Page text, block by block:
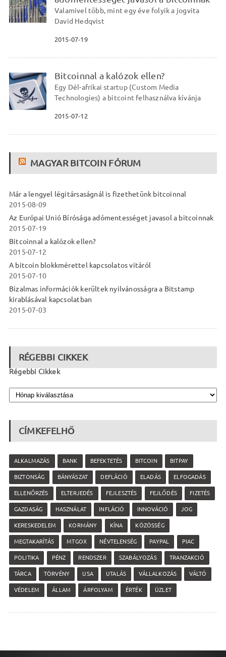
Valamivel több, mint egy éve folyik a jogvita
David Hedqvist
2015-07-19
Bitcoinnal a kalózok ellen?
Egy Dél-afrikai startup (Custom Media
Technologies) a bitcoint felhasználva kívánja
2015-07-12
MAGYAR BITCOIN FÓRUM
Már a lengyel légitársaságnál is fizethetünk bitcoinnal
2015-08-09
Az Európai Unió Bírósága adómentességet javasol a bitcoinnak
2015-07-19
Bitcoinnal a kalózok ellen?
2015-07-12
A bitcoin blokkmérettel kapcsolatos vitáról
2015-07-10
Bizalmas információk kerültek nyilvánosságra a Bitstamp
kirablásával kapcsolatban
2015-07-03
RÉGEBBI CIKKEK
Régebbi Cikkek
CÍMKEFELHŐ
ALKALMAZÁS BANK BEFEKTETÉS BITCOIN BITPAY
BIZTONSÁG BÁNYÁSZAT DEFLÁCIÓ ELADÁS ELFOGADÁS
ELLENŐRZÉS ELTERJEDÉS FEJLESZTÉS FEJLŐDÉS FIZETÉS
GAZDASÁG HASZNÁLAT INFLÁCIÓ INNOVÁCIÓ JOG
KERESKEDELEM KORMÁNY KÍNA KÖZÖSSÉG
MEGTAKARÍTÁS MTGOX NÉVTELENSÉG PAYPAL PIAC
POLITIKA PÉNZ RENDSZER SZABÁLYOZÁS TRANZAKCIÓ
TÁRCA TÖRVÉNY USA UTALÁS VÁLLALKOZÁS VÁLTÓ
VÉDELEM ÁLLAM ÁRFOLYAM ÉRTÉK ÜZLET